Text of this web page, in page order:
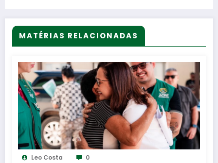
MATÉRIAS RELACIONADAS
Leo Costa 0